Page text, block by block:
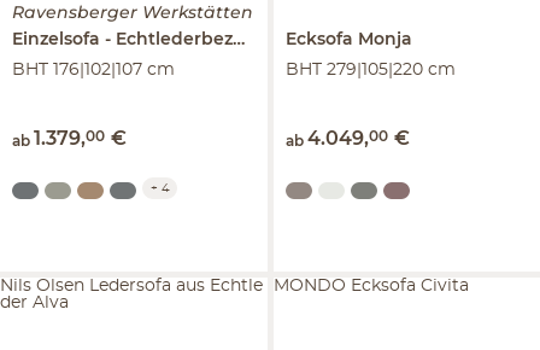
Ravensberger Werkstätten
Einzelsofa Echtlederbezug
Corby
BHT 176|102|107 cm
ab 1.379,00 €
+ 4
Ecksofa Monja
BHT 279|105|220 cm
ab 4.049,00 €
Nils Olsen Ledersofa aus Echtle
der Alva
MONDO Ecksofa Civita